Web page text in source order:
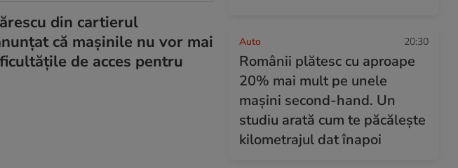
din cartierul
că mașinile nu vor mai
de acces pentru
Auto 20:30
Românii plătesc cu aproape
20% mai mult pe unele
mașini second-hand. Un
studiu arată cum te păcălește
kilometrajul dat înapoi